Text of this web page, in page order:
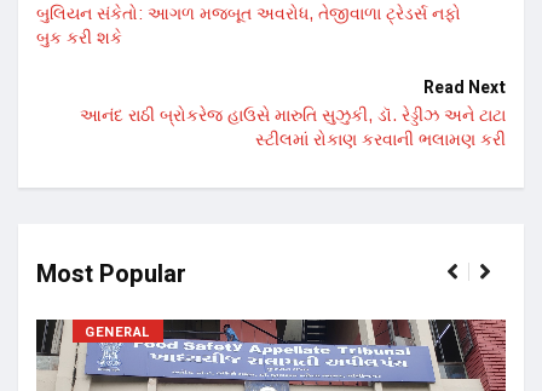
બુલિયન સંકેતો: આગળ મજબૂત અવરોધ, તેજીવાળા ટ્રેડર્સ નફો
બુક કરી શકે
Read Next
આનંદ રાઠી બ્રોકરેજ હાઉસે મારુતિ સુઝુકી, ડૉ. રેડ્ડીઝ અને ટાટા
સ્ટીલમાં રોકાણ કરવાની ભલામણ કરી
Most Popular
GENERAL